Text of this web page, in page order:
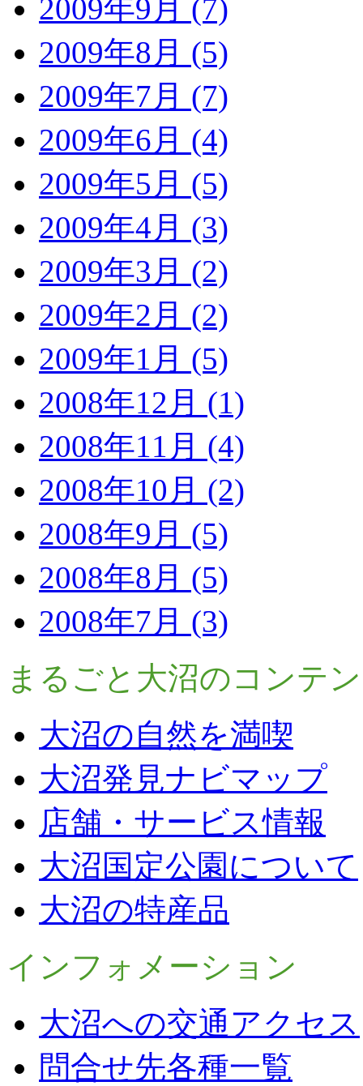
2009年9月 (7)
2009年8月 (5)
2009年7月 (7)
2009年6月 (4)
2009年5月 (5)
2009年4月 (3)
2009年3月 (2)
2009年2月 (2)
2009年1月 (5)
2008年12月 (1)
2008年11月 (4)
2008年10月 (2)
2008年9月 (5)
2008年8月 (5)
2008年7月 (3)
まるごと大沼のコンテ
大沼の自然を満喫
大沼発見ナビマップ
店舗・サービス情報
大沼国定公園について
大沼の特産品
インフォメーション
大沼への交通アクセス
問合せ先各種一覧